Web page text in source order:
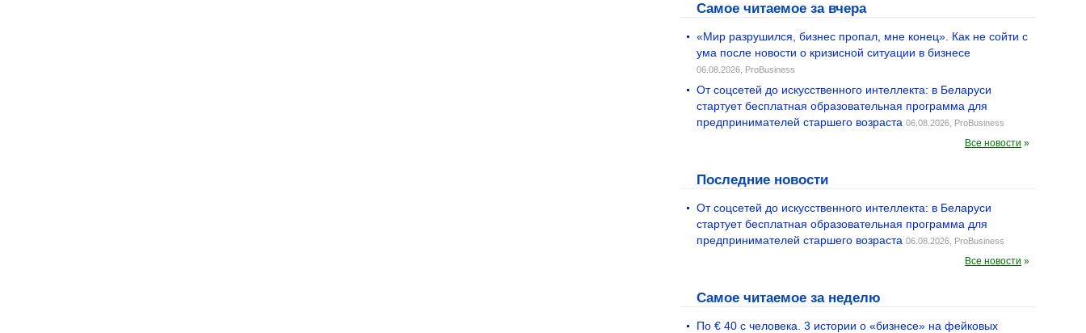
Самое читаемое за вчера
«Мир разрушился, бизнес пропал, мне конец». Как не сойти с
ума после новости о кризисной ситуации в бизнесе
06.08.2026, ProBusiness
От соцсетей до искусственного интеллекта: в Беларуси
стартует бесплатная образовательная программа для
предпринимателей старшего возраста 06.08.2026, ProBusiness
Все новости »
Последние новости
От соцсетей до искусственного интеллекта: в Беларуси
стартует бесплатная образовательная программа для
предпринимателей старшего возраста 06.08.2026, ProBusiness
Все новости »
Самое читаемое за неделю
По € 40 с человека. 3 истории о «бизнесе» на фейковых